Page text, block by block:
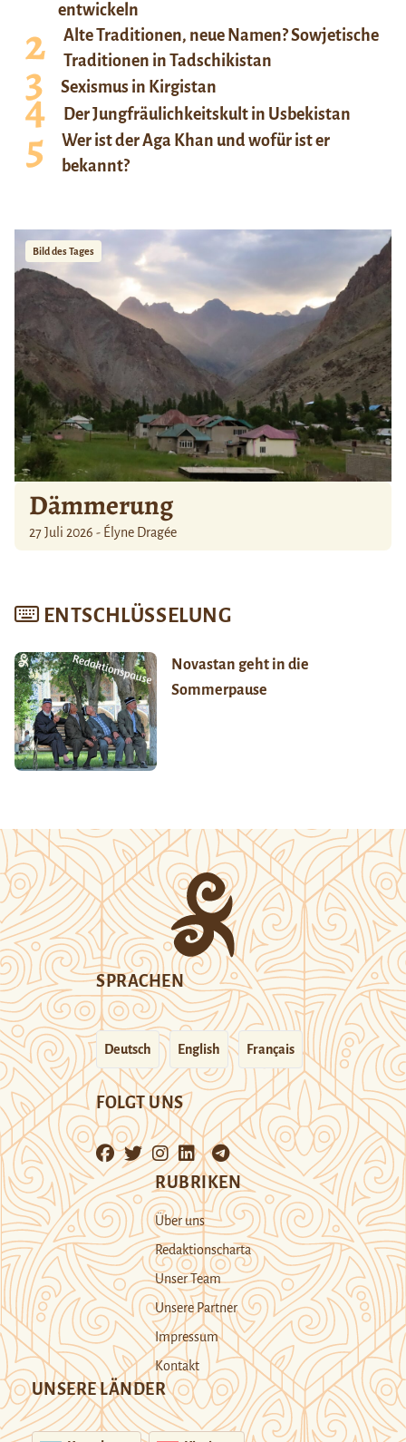
entwickeln
Alte Traditionen, neue Namen? Sowjetische
Traditionen in Tadschikistan
Sexismus in Kirgistan
Der Jungfräulichkeitskult in Usbekistan
Wer ist der Aga Khan und wofür ist er
bekannt?
Bild des Tages
Dämmerung
27 Juli 2026 - Élyne Dragée
ENTSCHLÜSSELUNG
Novastan geht in die
Sommerpause
SPRACHEN
Deutsch English Français
FOLGT UNS
RUBRIKEN
Über uns
Redaktionscharta
Unser Team
Unsere Partner
Impressum
Kontakt
UNSERE LÄNDER